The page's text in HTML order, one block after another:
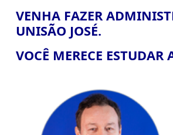
VENHA FAZER
UNISÃO JOSÉ.
VOCÊ MERECE ESTUDAR